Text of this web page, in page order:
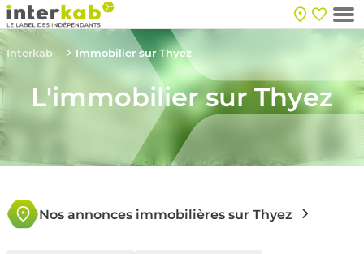
Interkab Immobilier sur Thyez
L'immobilier sur Thyez
Nos annonces immobilières sur Thyez